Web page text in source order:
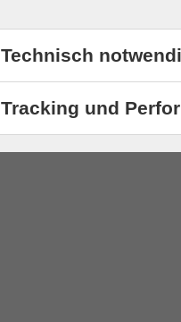
Technisch
Tracking und